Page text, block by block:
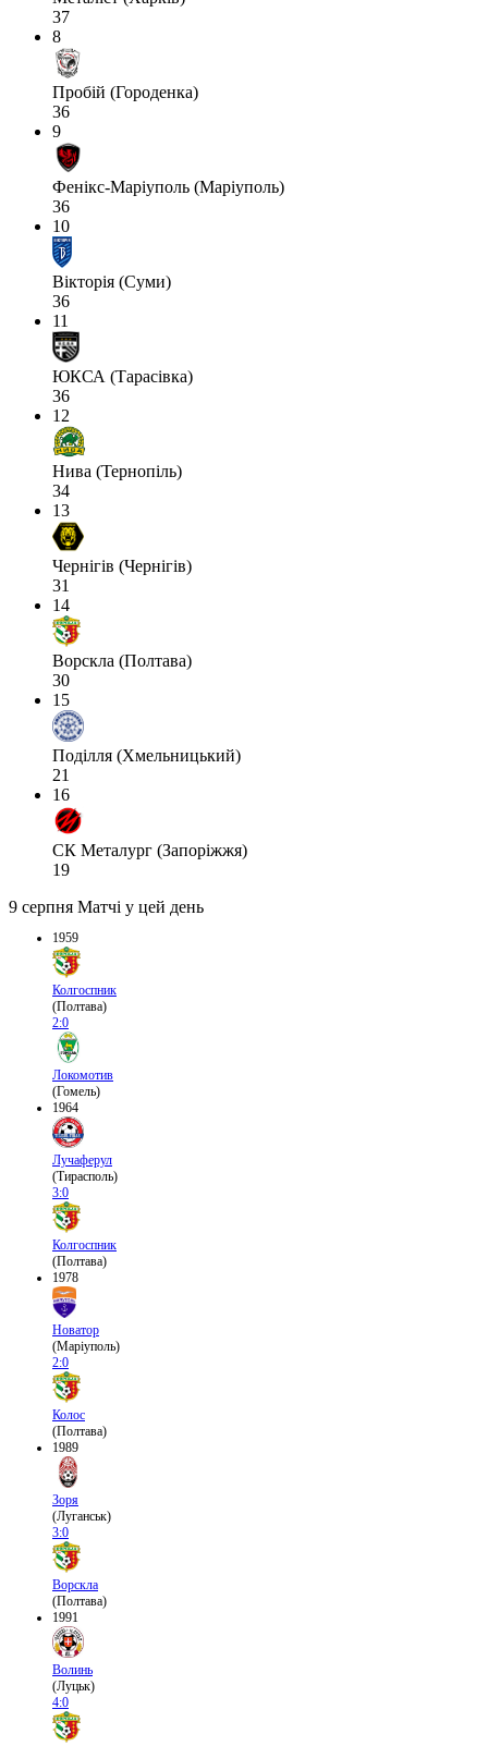
37
8
Пробій (Городенка)
36
9
Фенікс-Маріуполь (Маріуполь)
36
10
Вікторія (Суми)
36
11
ЮКСА (Тарасівка)
36
12
Нива (Тернопіль)
34
13
Чернігів (Чернігів)
31
14
Ворскла (Полтава)
30
15
Поділля (Хмельницький)
21
16
СК Металург (Запоріжжя)
19
9 серпня Матчі у цей день
1959
Колгоспник
(Полтава)
2:0
Локомотив
(Гомель)
1964
Лучаферул
(Тирасполь)
3:0
Колгоспник
(Полтава)
1978
Новатор
(Маріуполь)
2:0
Колос
(Полтава)
1989
Зоря
(Луганськ)
3:0
Ворскла
(Полтава)
1991
Волинь
(Луцьк)
4:0